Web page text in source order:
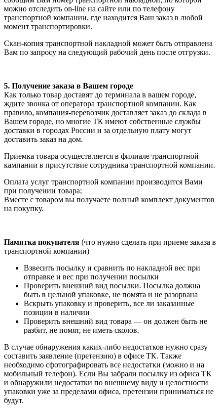
можно отследить on-line на сайте или по телефону
транспортной компании, где находится Ваш заказ в любой
момент транспортировки.
Скан-копия транспортной накладной может быть отправлена
Вам по запросу на следующий рабочий день после отгрузки.
5. Получение заказа в Вашем городе
Как только товар доставят до терминала в вашем городе,
ждите звонка от оператора транспортной компании. Как
правило, компания-перевозчик доставляет заказ до склада в
Вашем городе, но многие ТК имеют собственные службы
доставки в городах России и за отдельную плату могут
доставить заказ на дом.
Приемка товара осуществляется в филиале транспортной
кампании в присутствие сотрудника транспортной компании.
Оплата услуг транспортной компании производится Вами
при получении товара;
Вместе с товаром вы получаете полный комплект документов
на покупку.
Памятка покупателя (что нужно сделать при приеме заказа в
транспортной компании)
Взвесить посылку и сравнить по накладной вес при
отправке и вес при получении посылки
Проверить внешний вид посылки. Посылка должна
быть в цельной упаковке, не помята и не разорвана
Вскрыть упаковку и проверить, все ли заказанные
позиции в наличии
Проверить внешний вид товара — он должен быть не
разбит, не помят, не иметь сколов.
В случае обнаружения каких-либо недостатков нужно сразу
составить заявление (претензию) в офисе ТК. Также
необходимо сфотографировать все недостатки (можно и на
мобильный телефон). Если Вы забрали посылку из офиса ТК
и обнаружили недостатки по внешнему виду и целостности
упаковки уже за пределами офиса, претензии приниматься не
будут.